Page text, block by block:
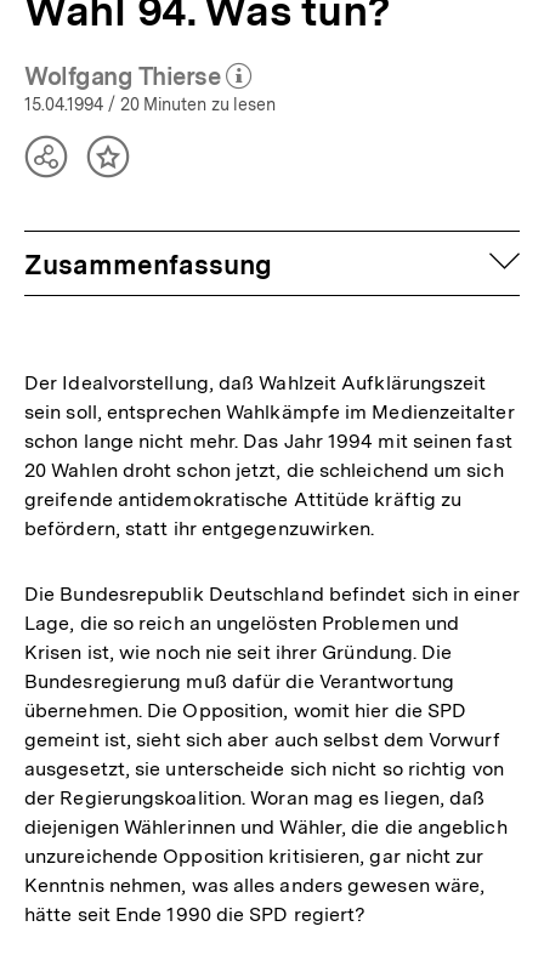
Wahl 94. Was tun?
Wolfgang Thierse
(Mehr zum Autor)
öffnen
15.04.1994 / 20 Minuten zu lesen
TeilenInhalt
Zusammenfassung
Der Idealvorstellung, daß Wahlzeit Aufklärungszeit
sein soll, entsprechen Wahlkämpfe im Medienzeitalter
schon lange nicht mehr. Das Jahr 1994 mit seinen fast
20 Wahlen droht schon jetzt, die schleichend um sich
greifende antidemokratische Attitüde kräftig zu
befördern, statt ihr entgegenzuwirken.
Die Bundesrepublik Deutschland befindet sich in einer
Lage, die so reich an ungelösten Problemen und
Krisen ist, wie noch nie seit ihrer Gründung. Die
Bundesregierung muß dafür die Verantwortung
übernehmen. Die Opposition, womit hier die SPD
gemeint ist, sieht sich aber auch selbst dem Vorwurf
ausgesetzt, sie unterscheide sich nicht so richtig von
der Regierungskoalition. Woran mag es liegen, daß
diejenigen Wählerinnen und Wähler, die die angeblich
unzureichende Opposition kritisieren, gar nicht zur
Kenntnis nehmen, was alles anders gewesen wäre,
hätte seit Ende 1990 die SPD regiert?